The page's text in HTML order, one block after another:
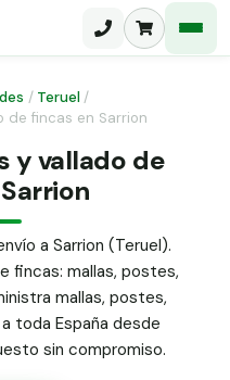
/ Teruel /
de fincas en Sarrion
y vallado de
a Sarrion (Teruel).
fincas: mallas, postes,
mallas, postes,
toda España desde
sin compromiso.